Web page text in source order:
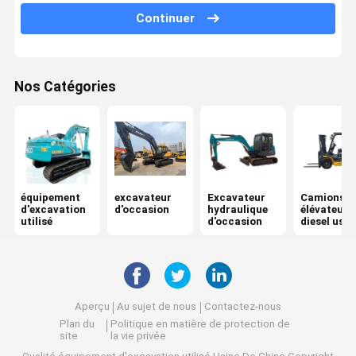
Continuer
Nos Catégories
équipement
d'excavation
utilisé
excavateur
d'occasion
Excavateur
hydraulique
d'occasion
Camions
élévateurs
diesel
Aperçu Au sujet de nous
Contactez-nous
Plan du
site
Politique en matière de protection de
la vie privée